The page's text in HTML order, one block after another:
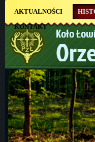
AKTUALNOŚCI
KONTAKT
Koło